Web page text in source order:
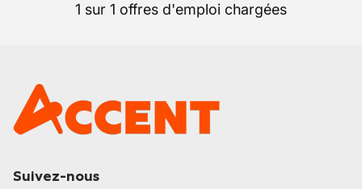
1 sur 1 offres d'emploi chargées
Suivez-nous